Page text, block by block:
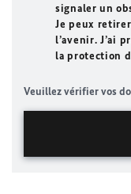
signaler un
Je peux
l’avenir. J’ai
la protection
Veuillez vérifier vos